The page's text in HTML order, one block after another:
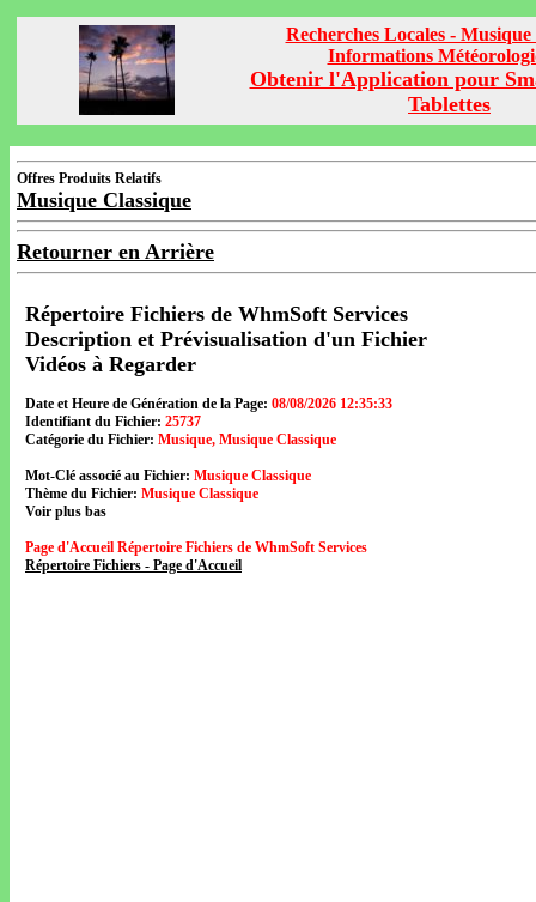
Recherches Locales - Musique
Informations
Obtenir l'Application pour
Tablettes
Offres Produits Relatifs
Musique Classique
Retourner en Arrière
Répertoire Fichiers de WhmSoft Services
Description et Prévisualisation d'un Fichier
Vidéos à Regarder
Date et Heure de Génération de la Page: 08/08/2026 12:35:33
Identifiant du Fichier: 25737
Catégorie du Fichier: Musique, Musique Classique
Mot-Clé associé au Fichier: Musique Classique
Thème du Fichier: Musique Classique
Voir plus bas
Page d'Accueil Répertoire Fichiers de WhmSoft Services
Répertoire Fichiers - Page d'Accueil